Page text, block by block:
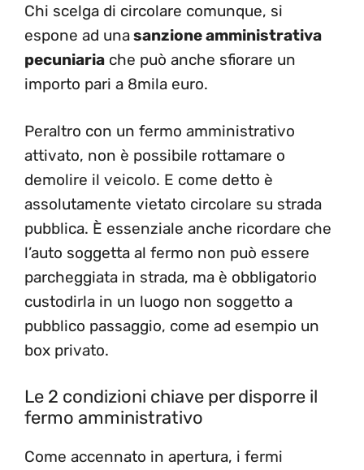
Chi scelga di circolare comunque, si
espone ad unasanzione amministrativa
pecuniaria che può anche sfiorare un
importo pari a 8mila euro.
Peraltro con un fermo amministrativo
attivato, non è possibile rottamare o
demolire il veicolo. E come detto è
assolutamente vietato circolare su strada
pubblica. È essenziale anche ricordare che
l’auto soggetta al fermo non può essere
parcheggiata in strada, ma è obbligatorio
custodirla in un luogo non soggetto a
pubblico passaggio, come ad esempio un
box privato.
Le 2 condizioni chiave per disporre il
fermo amministrativo
Come accennato in apertura, i fermi